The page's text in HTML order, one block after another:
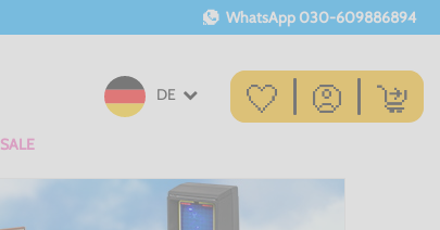
WhatsApp 030-609886894
DE